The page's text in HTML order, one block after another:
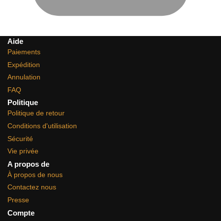
Aide
Paiements
Expédition
Annulation
FAQ
Politique
Politique de retour
Conditions d'utilisation
Sécurité
Vie privée
A propos de
À propos de nous
Contactez nous
Presse
Compte